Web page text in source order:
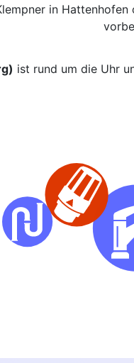
in
ist rund um die Uhr